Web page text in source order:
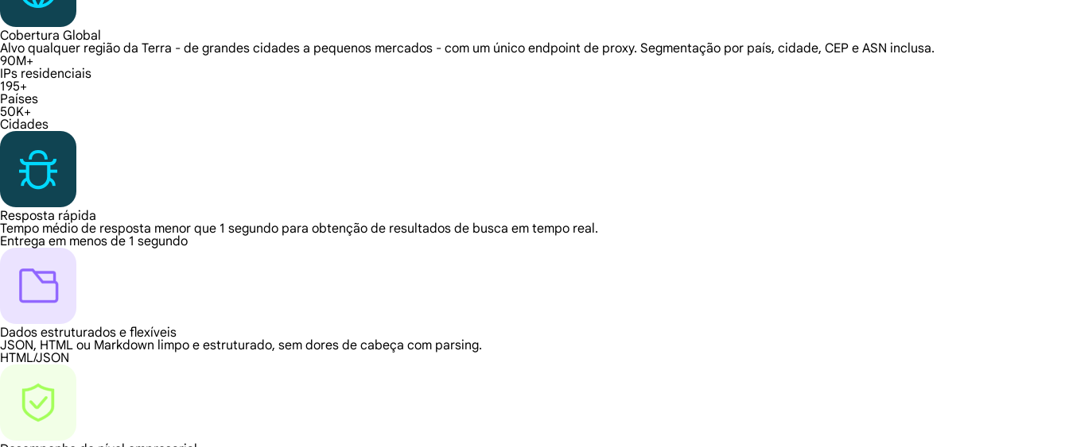
Cobertura Global
Alvo qualquer região da Terra - de grandes cidades a pequenos mercados - com um único endpoint de proxy. Segmentação por país, cidade, CEP e ASN inclusa.
90M+
IPs residenciais
195+
Países
50K+
Cidades
Resposta rápida
Tempo médio de resposta menor que 1 segundo para obtenção de resultados de busca em tempo real.
Entrega em menos de 1 segundo
Dados estruturados e flexíveis
JSON, HTML ou Markdown limpo e estruturado, sem dores de cabeça com parsing.
HTML/JSON